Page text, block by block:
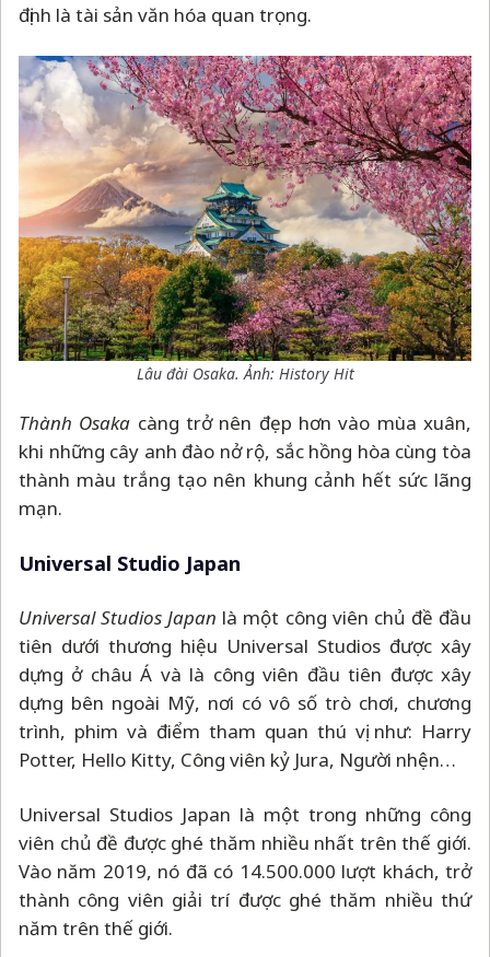
định là tài sản văn hóa quan trọng.
Lâu đài Osaka. Ảnh: History Hit
Thành Osaka càng trở nên đẹp hơn vào mùa xuân,
khi những cây anh đào nở rộ, sắc hồng hòa cùng tòa
thành màu trắng tạo nên khung cảnh hết sức lãng
mạn.
Universal Studio Japan
Universal Studios Japan là một công viên chủ đề đầu
tiên dưới thương hiệu Universal Studios được xây
dựng ở châu Á và là công viên đầu tiên được xây
dựng bên ngoài Mỹ, nơi có vô số trò chơi, chương
trình, phim và điểm tham quan thú vị như: Harry
Potter, Hello Kitty, Công viên kỷ Jura, Người nhện…
Universal Studios Japan là một trong những công
viên chủ đề được ghé thăm nhiều nhất trên thế giới.
Vào năm 2019, nó đã có 14.500.000 lượt khách, trở
thành công viên giải trí được ghé thăm nhiều thứ
năm trên thế giới.